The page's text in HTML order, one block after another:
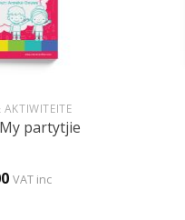
AKTIWITEITE
partytjie
VAT inc